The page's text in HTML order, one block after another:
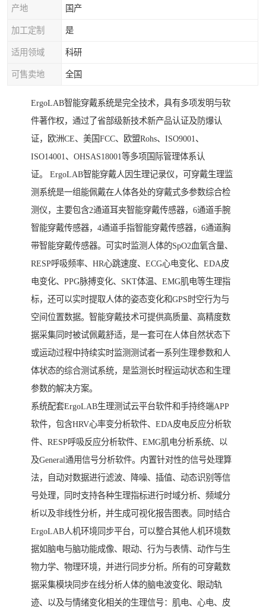
产地 国产
加工定制 是
适用领域 科研
可售卖地 全国
ErgoLAB智能穿戴系统是完全技术，具有多项发明与软
件著作权，通过了省部级新技术新产品认证及防爆认
证，欧洲CE、美国FCC、欧盟Rohs、ISO9001、
ISO14001、OHSAS18001等多项国际管理体系认
证。 ErgoLAB智能穿戴人因生理记录仪，可穿戴生理监
测系统是一组能佩戴在人体各处的穿戴式多参数综合检
测仪，主要包含2通道耳夹智能穿戴传感器，6通道手腕
智能穿戴传感器，4通道手指智能穿戴传感器，6通道胸
带智能穿戴传感器。可实时监测人体的SpO2血氧含量、
RESP呼吸频率、HR心跳速度、ECG心电变化、EDA皮
电变化、PPG脉搏变化、SKT体温、EMG肌电等生理指
标，还可以实时提取人体的姿态变化和GPS时空行为与
空间位置数据。智能穿戴技术可提供高质量、高精度数
据采集同时被试佩戴舒适，是一套可在人体自然状态下
或运动过程中持续实时监测测试者一系列生理参数和人
体状态的综合测试系统，是监测长时程运动状态和生理
参数的解决方案。
系统配套ErgoLAB生理测试云平台软件和手持终端APP
软件，包含HRV心率变分析软件、EDA皮电反应分析软
件、RESP呼吸反应分析软件、EMG肌电分析系统、以
及General通用信号分析软件。内置针对性的信号处理算
法，自动对数据进行滤波、降噪、插值、动态识别等信
号处理，同时支持各种生理指标进行时域分析、频域分
析以及非线性分析，并生成可视化报告图表。同时结合
ErgoLAB人机环境同步平台，可以整合其他人机环境数
据如脑电与脑功能成像、眼动、行为与表情、动作与生
物力学、物理环境，并进行同步分析。所有的可穿戴数
据采集模块同步在线分析人体的脑电波变化、眼动轨
迹、以及与情绪变化相关的生理信号：肌电、心电、皮